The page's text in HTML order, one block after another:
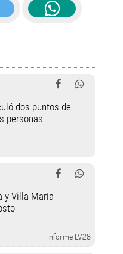
dos puntos de
personas
y Villa María
Informe LV28